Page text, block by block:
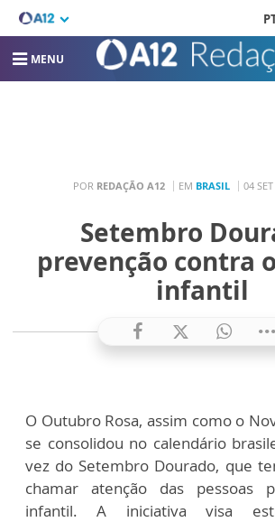
MENU
POR REDAÇÃO A12 EM BRASIL 04
Setembro
prevenção contra
infantil
O Outubro Rosa, assim como o
se consolidou no calendário
vez do Setembro Dourado, que
chamar atenção das pessoas
infantil. A iniciativa visa